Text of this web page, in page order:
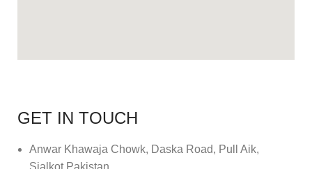
GET IN TOUCH
Anwar Khawaja Chowk, Daska Road, Pull Aik,
Sialkot Pakistan